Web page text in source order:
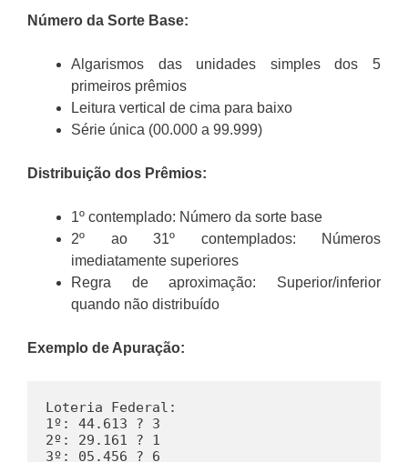
Número da Sorte Base:
Algarismos das unidades simples dos 5
primeiros prêmios
Leitura vertical de cima para baixo
Série única (00.000 a 99.999)
Distribuição dos Prêmios:
1º contemplado: Número da sorte base
2º ao 31º contemplados: Números
imediatamente superiores
Regra de aproximação: Superior/inferior
quando não distribuído
Exemplo de Apuração:
Loteria Federal:
1º: 44.613 ? 3
2º: 29.161 ? 1
3º: 05.456 ? 6